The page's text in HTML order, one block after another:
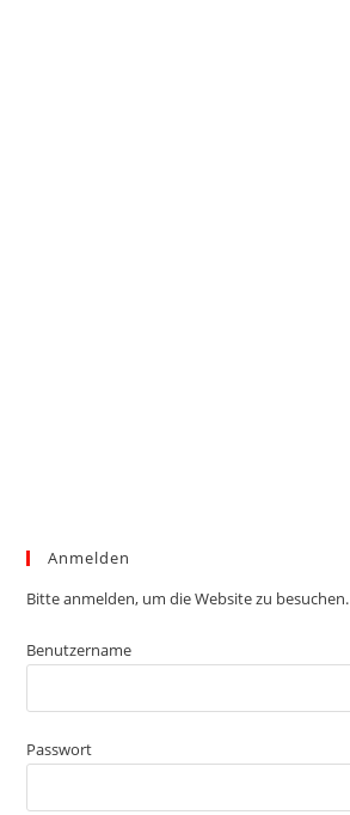
Anmelden
Bitte anmelden, um die Website zu besuchen.
Benutzername
Passwort